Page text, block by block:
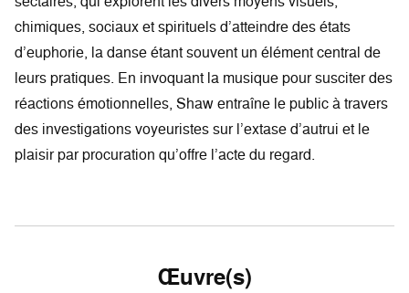
chimiques, sociaux et spirituels d’atteindre des états
d’euphorie, la danse étant souvent un élément central de
leurs pratiques. En invoquant la musique pour susciter des
réactions émotionnelles, Shaw entraîne le public à travers
des investigations voyeuristes sur l’extase d’autrui et le
plaisir par procuration qu’offre l’acte du regard.
Œuvre(s)